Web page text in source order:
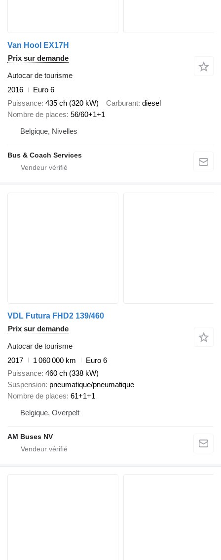
Van Hool EX17H
Prix sur demande
Autocar de tourisme
2016
Euro 6
Puissance 435 ch (320 kW) Carburant diesel
Nombre de places 56/60+1+1
Belgique, Nivelles
Bus & Coach Services
VDL Futura FHD2 139/460
Prix sur demande
Autocar de tourisme
2017
1 060 000 km
Euro 6
Puissance 460 ch (338 kW)
Suspension pneumatique/pneumatique
Nombre de places 61+1+1
Belgique, Overpelt
AM Buses NV